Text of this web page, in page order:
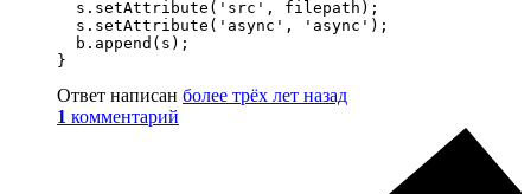
  s.setAttribute('src', filepath);
  s.setAttribute('async', 'async');
  b.append(s);
}
Ответ написан более трёх лет назад
1 комментарий